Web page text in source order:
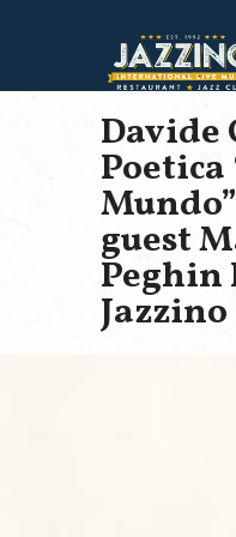
Davide
Poetica
guest
Peghin
Jazzino